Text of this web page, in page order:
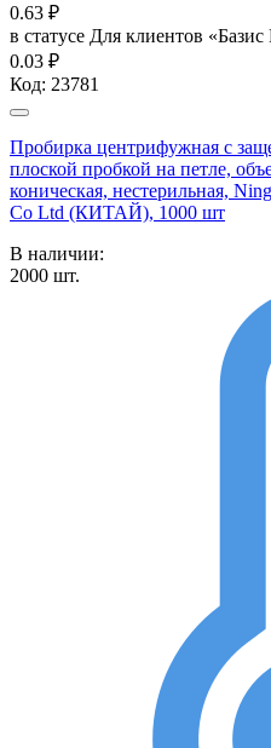
0.63 ₽
в статусе Для клиентов
0.03 ₽
Код: 23781
Пробирка центрифужная с
плоской пробкой на петле,
коническая, нестерильная,
Co Ltd (КИТАЙ), 1000 шт
В наличии:
2000 шт.